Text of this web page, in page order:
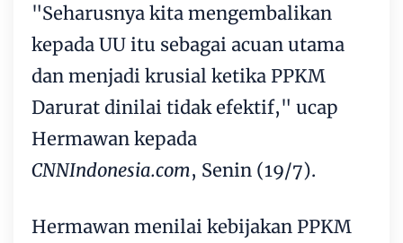
"Seharusnya kita mengembalikan
kepada UU itu sebagai acuan utama
dan menjadi krusial ketika PPKM
Darurat dinilai tidak efektif," ucap
Hermawan kepada
CNNIndonesia.com, Senin (19/7).
Hermawan menilai kebijakan PPKM